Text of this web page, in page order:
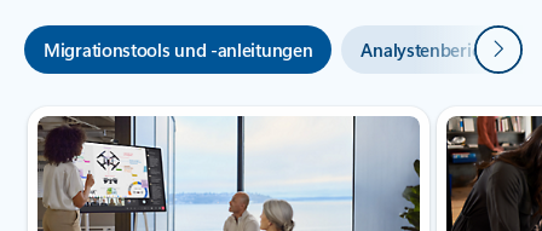
Migrationstools und -anleitungen AnalystenberichteWeiter